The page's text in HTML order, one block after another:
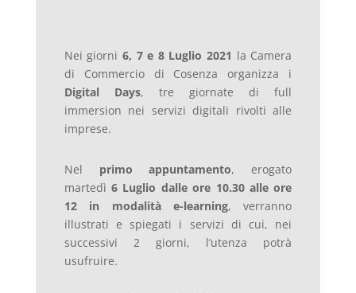
Nei giorni 6, 7 e 8 Luglio 2021 la Camera
di Commercio di Cosenza organizza i
Digital Days, tre giornate di full
immersion nei servizi digitali rivolti alle
imprese.
Nel primo appuntamento, erogato
martedì6 Luglio dalle ore 10.30 alle ore
12
in modalità e-learning, verranno
illustrati e spiegati i servizi di cui, nei
successivi 2 giorni, l’utenza potrà
usufruire.